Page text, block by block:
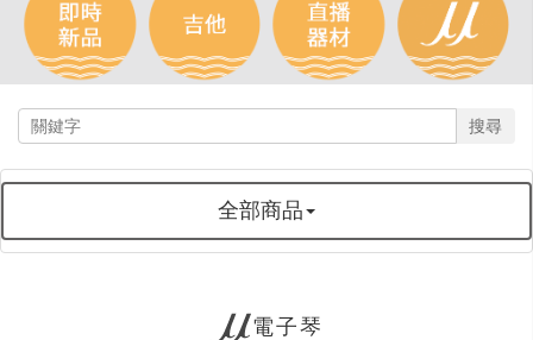
搜尋
全部商品
電子琴